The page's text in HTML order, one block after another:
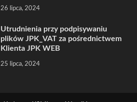
26 lipca, 2024
Utrudnienia przy podpisywaniu
plików JPK_VAT za pośrednictwem
Klienta JPK WEB
25 lipca, 2024